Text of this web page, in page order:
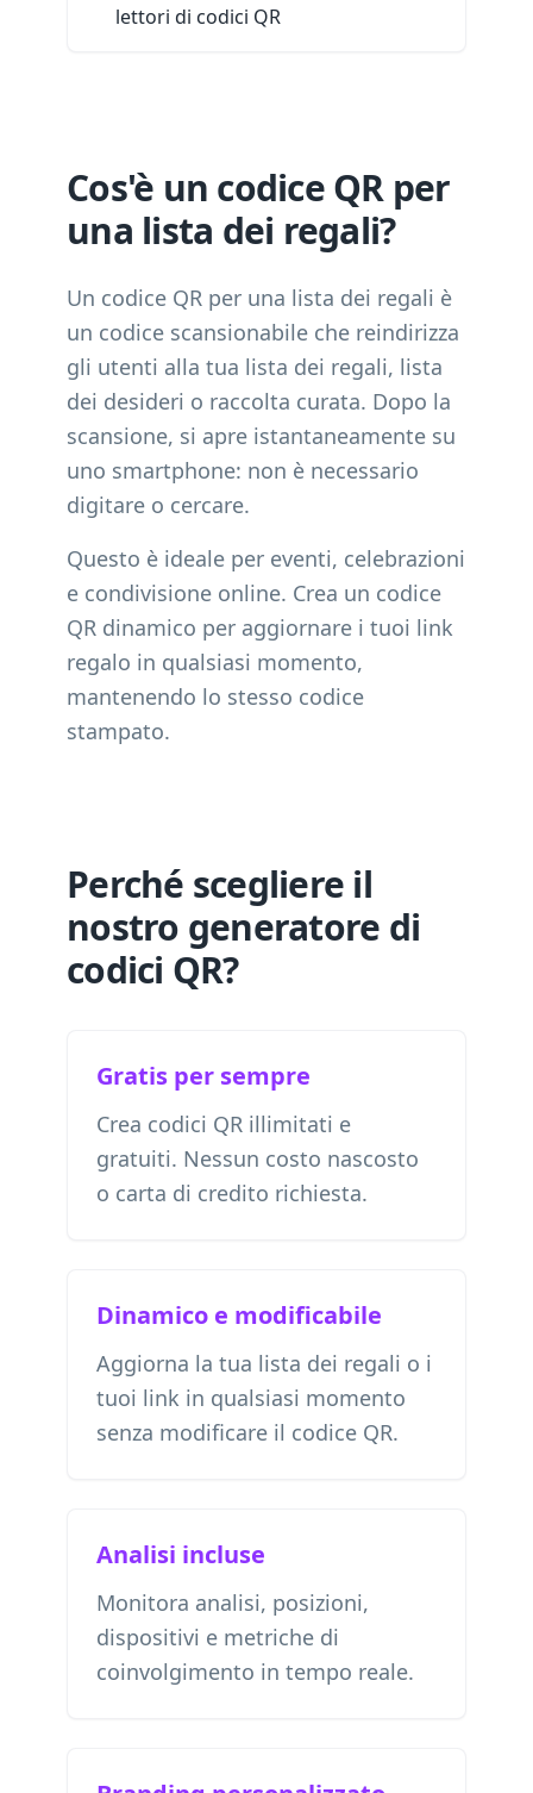
lettori di codici QR
Cos'è un codice QR per
una lista dei regali?
Un codice QR per una lista dei regali è
un codice scansionabile che reindirizza
gli utenti alla tua lista dei regali, lista
dei desideri o raccolta curata. Dopo la
scansione, si apre istantaneamente su
uno smartphone: non è necessario
digitare o cercare.
Questo è ideale per eventi, celebrazioni
e condivisione online. Crea un codice
QR dinamico per aggiornare i tuoi link
regalo in qualsiasi momento,
mantenendo lo stesso codice
stampato.
Perché scegliere il
nostro generatore di
codici QR?
Gratis per sempre
Crea codici QR illimitati e
gratuiti. Nessun costo nascosto
o carta di credito richiesta.
Dinamico e modificabile
Aggiorna la tua lista dei regali o i
tuoi link in qualsiasi momento
senza modificare il codice QR.
Analisi incluse
Monitora analisi, posizioni,
dispositivi e metriche di
coinvolgimento in tempo reale.